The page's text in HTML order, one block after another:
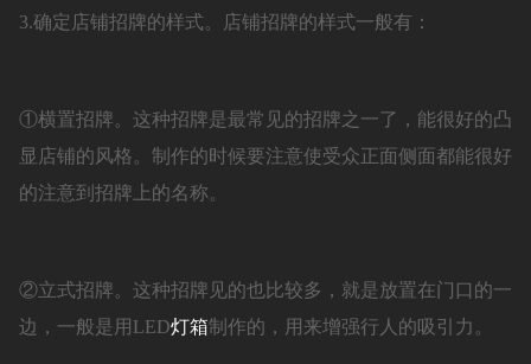
3.确定店铺招牌的样式。店铺招牌的样式一般有：
①横置招牌。这种招牌是最常见的招牌之一了，能很好的凸
显店铺的风格。制作的时候要注意使受众正面侧面都能很好
的注意到招牌上的名称。
②立式招牌。这种招牌见的也比较多，就是放置在门口的一
边，一般是用LED灯箱制作的，用来增强行人的吸引力。